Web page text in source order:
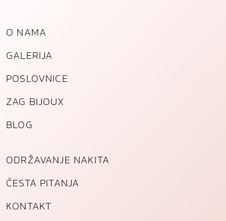
O NAMA
GALERIJA
POSLOVNICE
ZAG BIJOUX
BLOG
ODRŽAVANJE NAKITA
ČESTA PITANJA
KONTAKT